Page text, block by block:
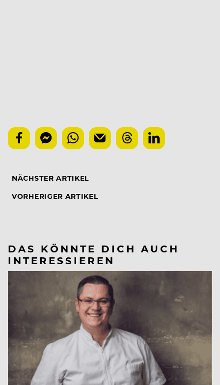
NÄCHSTER ARTIKEL
VORHERIGER ARTIKEL
DAS KÖNNTE DICH AUCH
INTERESSIEREN